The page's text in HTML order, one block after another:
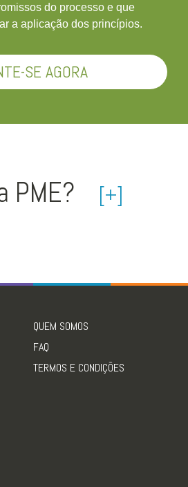
do processo e que
a aplicação dos princípios.
SE AGORA
PME? [+]
QUEM SOMOS
FAQ
TERMOS E CONDIÇÕES